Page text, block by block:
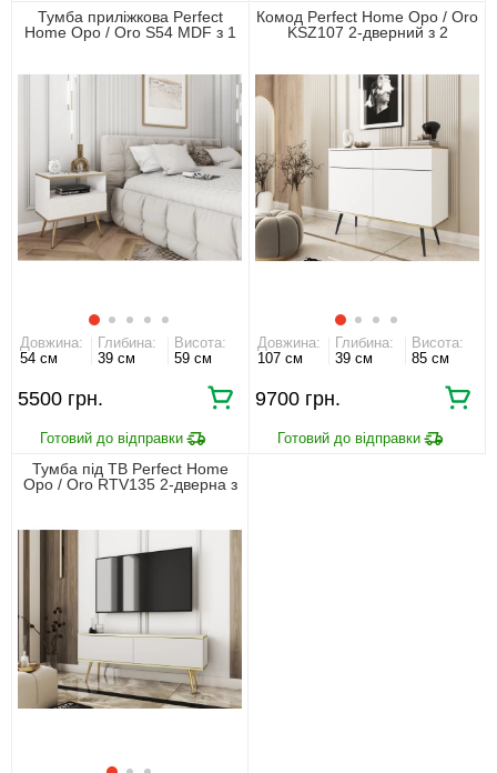
Тумба приліжкова Perfect
Home Оро / Oro S54 MDF з 1
Довжина:
54 см
Глибина:
39 см
Висота:
59 см
5500 грн.
Комод Perfect Home Оро / Oro
KSZ107 2-дверний з 2
Довжина:
107 см
Глибина:
39 см
Висота:
85 см
9700 грн.
Тумба під ТВ Perfect Home
Оро / Oro RTV135 2-дверна з